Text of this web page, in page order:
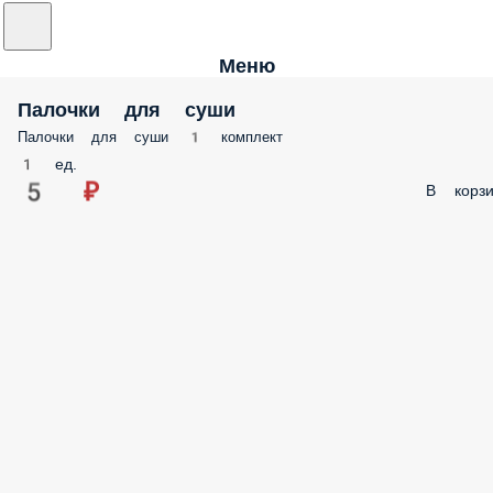
Меню
Палочки для суши
Палочки для суши 1 комплект
1 ед.
5 ₽ В